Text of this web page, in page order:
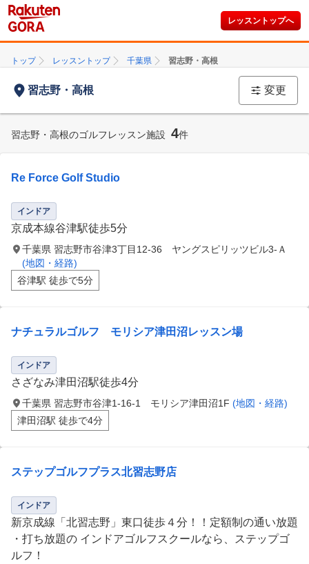
レッスントップへ
トップ レッスントップ 千葉県 習志野・高根
習志野・高根 変更
習志野・高根のゴルフレッスン施設 4件
Re Force Golf Studio
インドア
京成本線谷津駅徒歩5分
千葉県 習志野市谷津3丁目12-36 ヤングスピリッツビル3-Ａ
(地図・経路)
谷津駅 徒歩で5分
ナチュラルゴルフ モリシア津田沼レッスン場
インドア
さざなみ津田沼駅徒歩4分
千葉県 習志野市谷津1-16-1 モリシア津田沼1F (地図・経路)
津田沼駅 徒歩で4分
ステップゴルフプラス北習志野店
インドア
新京成線「北習志野」東口徒歩４分！！定額制の通い放題
・打ち放題の インドアゴルフスクールなら、ステップゴ
ルフ！